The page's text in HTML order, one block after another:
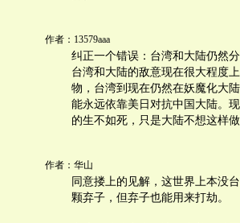
作者：13579aaa
纠正一个错误：台湾和大陆仍然
台湾和大陆的敌意现在很大程度
物，台湾到现在仍然在妖魔化大
能永远依靠美日对抗中国大陆。
的生不如死，只是大陆不想这样做
作者：华山
同意搂上的见解，这世界上本没
颗弃子，但弃子也能用来打劫。